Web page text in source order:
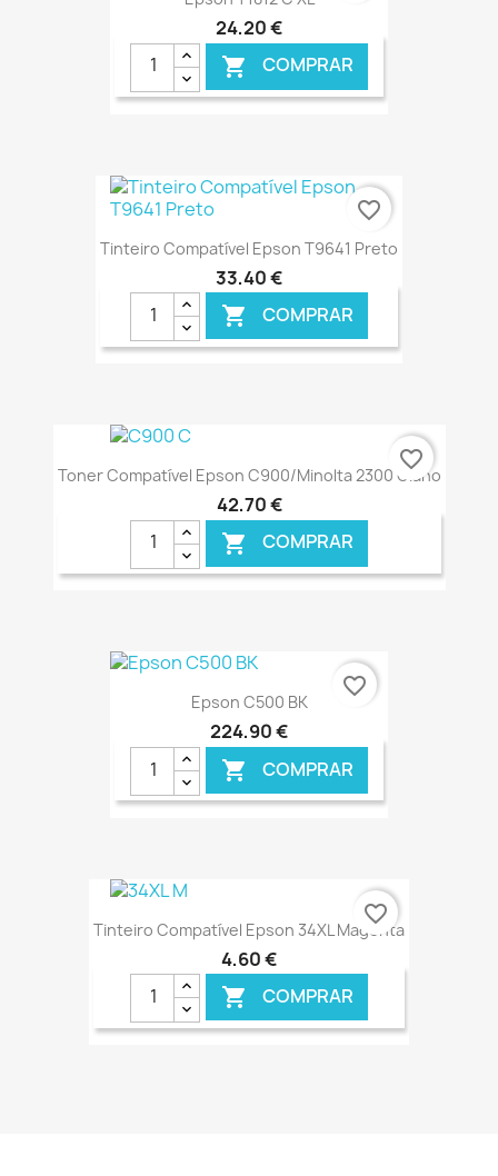
24,20 €
 COMPRAR
€ ONLINE
Tinteiro Compatível Epson T9641 Preto
33,40 €
 COMPRAR
favorite_border
Toner Compatível Epson C900/Minolta 2300 Ciano
42,70 €
 COMPRAR
€ ONLINE
favorite_border
Epson C500 BK
224,90 €
 COMPRAR
€ ONLINE
favorite_border
Tinteiro Compatível Epson 34XL Magenta
4,60 €
 COMPRAR
favorite_border